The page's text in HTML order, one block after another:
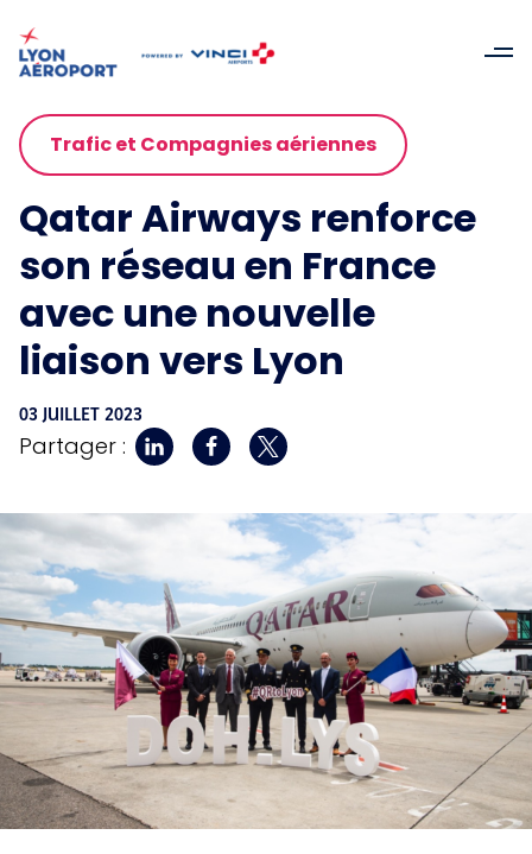
Trafic et Compagnies aériennes
Qatar Airways renforce
son réseau en France
avec une nouvelle
liaison vers Lyon
03 JUILLET 2023
Partager :